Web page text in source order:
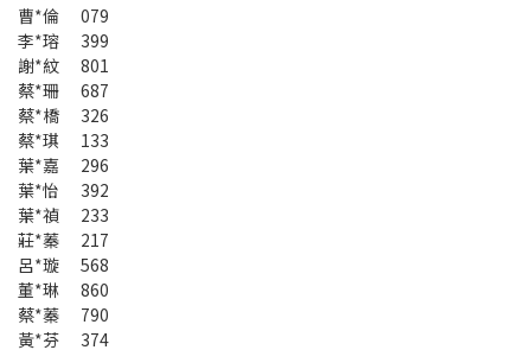
曹*倫 079
李*瑢 399
謝*紋 801
蔡*珊 687
蔡*橋 326
蔡*琪 133
葉*嘉 296
葉*怡 392
葉*禎 233
莊*蓁 217
呂*璇 568
董*琳 860
蔡*蓁 790
黃*芬 374